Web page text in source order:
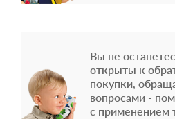
Вы не
открыты к
покупки,
вопросами -
с применением